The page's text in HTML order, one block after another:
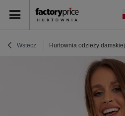
Wstecz Hurtownia odzieży damskiej